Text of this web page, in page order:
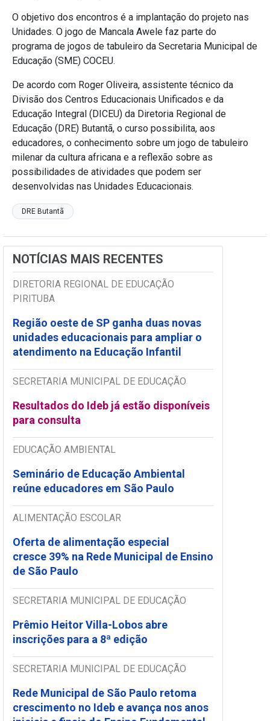
O objetivo dos encontros é a implantação do projeto nas
Unidades. O jogo de Mancala Awele faz parte do
programa de jogos de tabuleiro da Secretaria Municipal de
Educação (SME) COCEU.
De acordo com Roger Oliveira, assistente técnico da
Divisão dos Centros Educacionais Unificados e da
Educação Integral (DICEU) da Diretoria Regional de
Educação (DRE) Butantã, o curso possibilita, aos
educadores, o conhecimento sobre um jogo de tabuleiro
milenar da cultura africana e a reflexão sobre as
possibilidades de atividades que podem ser
desenvolvidas nas Unidades Educacionais.
DRE Butantã
NOTÍCIAS MAIS RECENTES
DIRETORIA REGIONAL DE EDUCAÇÃO
PIRITUBA
Região oeste de SP ganha duas novas
unidades educacionais para ampliar o
atendimento na Educação Infantil
SECRETARIA MUNICIPAL DE EDUCAÇÃO
Resultados do Ideb já estão disponíveis
para consulta
EDUCAÇÃO AMBIENTAL
Seminário de Educação Ambiental
reúne educadores em São Paulo
ALIMENTAÇÃO ESCOLAR
Oferta de alimentação especial
cresce 39% na Rede Municipal de Ensino
de São Paulo
SECRETARIA MUNICIPAL DE EDUCAÇÃO
Prêmio Heitor Villa-Lobos abre
inscrições para a 8ª edição
SECRETARIA MUNICIPAL DE EDUCAÇÃO
Rede Municipal de São Paulo retoma
crescimento no Ideb e avança nos anos